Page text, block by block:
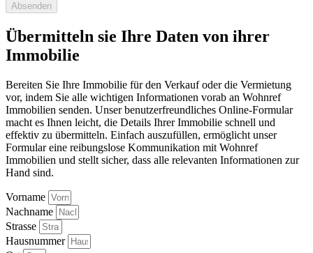
Absenden
Übermitteln sie Ihre Daten von ihrer
Immobilie
Bereiten Sie Ihre Immobilie für den Verkauf oder die Vermietung
vor, indem Sie alle wichtigen Informationen vorab an Wohnref
Immobilien senden. Unser benutzerfreundliches Online-Formular
macht es Ihnen leicht, die Details Ihrer Immobilie schnell und
effektiv zu übermitteln. Einfach auszufüllen, ermöglicht unser
Formular eine reibungslose Kommunikation mit Wohnref
Immobilien und stellt sicher, dass alle relevanten Informationen zur
Hand sind.
Vorname
Nachname
Strasse
Hausnummer